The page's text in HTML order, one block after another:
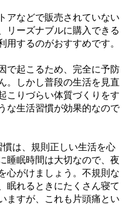
アなどで販売されていない
リーズナブルに購入できる
するのがおすすめです。
で起こるため、完全に予防
。しかし普段の生活を見直
こりづらい体質づくりをす
な生活習慣が効果的なので
は、規則正しい生活を心
睡眠時間は大切なので、夜
心がけましょう。不規則な
眠れるときにたくさん寝て
ますが、これも片頭痛とい